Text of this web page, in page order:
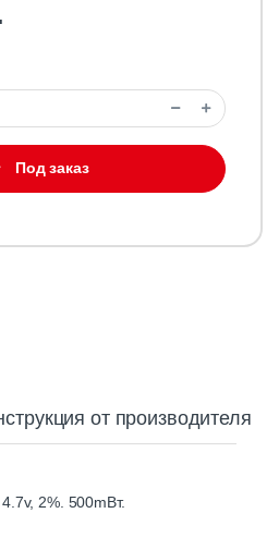
Под заказ
от производителя
2%. 500mВт.